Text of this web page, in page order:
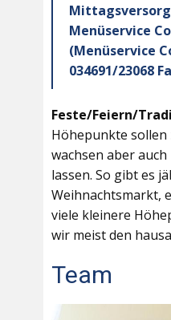
Menüservice
(Menüservice
034691/23068
Feste/Feiern/
Höhepunkte
wachsen aber
lassen. So gibt es
Weihnachtsmarkt,
viele kleinere
wir meist den
Team